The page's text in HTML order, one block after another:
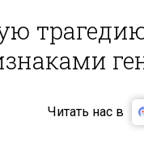
Читать нас в